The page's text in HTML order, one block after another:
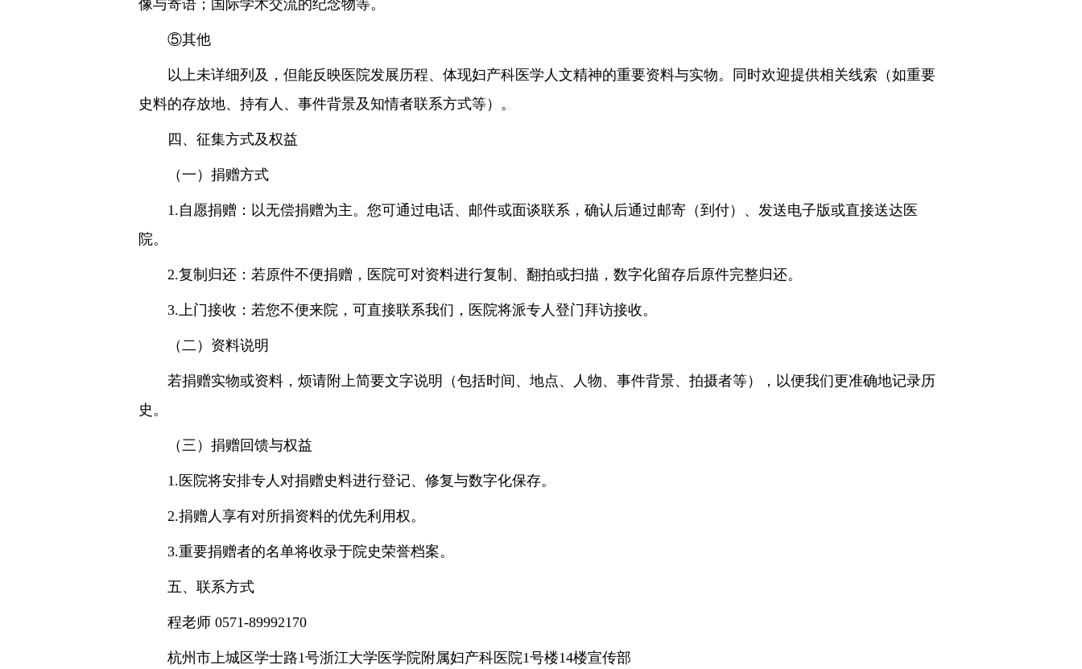
像与寄语；国际学术交流的纪念物等。
⑤其他
以上未详细列及，但能反映医院发展历程、体现妇产科医学人文精神的重要资料与实物。同时欢迎提供相关线索（如重要
史料的存放地、持有人、事件背景及知情者联系方式等）。
四、征集方式及权益
（一）捐赠方式
1.自愿捐赠：以无偿捐赠为主。您可通过电话、邮件或面谈联系，确认后通过邮寄（到付）、发送电子版或直接送达医
院。
2.复制归还：若原件不便捐赠，医院可对资料进行复制、翻拍或扫描，数字化留存后原件完整归还。
3.上门接收：若您不便来院，可直接联系我们，医院将派专人登门拜访接收。
（二）资料说明
若捐赠实物或资料，烦请附上简要文字说明（包括时间、地点、人物、事件背景、拍摄者等），以便我们更准确地记录历
史。
（三）捐赠回馈与权益
1.医院将安排专人对捐赠史料进行登记、修复与数字化保存。
2.捐赠人享有对所捐资料的优先利用权。
3.重要捐赠者的名单将收录于院史荣誉档案。
五、联系方式
程老师 0571-89992170
杭州市上城区学士路1号浙江大学医学院附属妇产科医院1号楼14楼宣传部